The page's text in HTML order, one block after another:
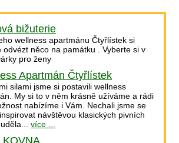
bižuterie
wellness apartmánu Čtyřlístek si
odvézt něco na památku . Vyberte si v
pro ženy
Apartmán Čtyřlístek
silami jsme si postavili wellness
My si to v něm krásně užíváme a rádi
nabízíme i Vám. Nechali jsme se
návštěvou klasických pivních
více ...